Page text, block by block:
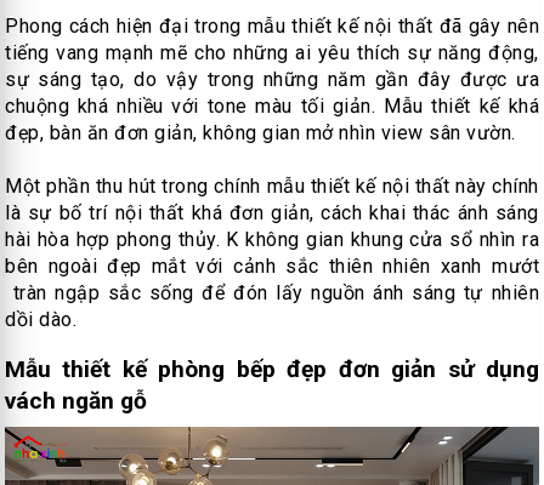
Phong cách hiện đại trong mẫu thiết kế nội thất đã gây nên
tiếng vang mạnh mẽ cho những ai yêu thích sự năng động,
sự sáng tạo, do vậy trong những năm gần đây được ưa
chuộng khá nhiều với tone màu tối giản. Mẫu thiết kế khá
đẹp, bàn ăn đơn giản, không gian mở nhìn view sân vườn.
Một phần thu hút trong chính mẫu thiết kế nội thất này chính
là sự bố trí nội thất khá đơn giản, cách khai thác ánh sáng
hài hòa hợp phong thủy. K không gian khung cửa sổ nhìn ra
bên ngoài đẹp mắt với cảnh sắc thiên nhiên xanh mướt
tràn ngập sắc sống để đón lấy nguồn ánh sáng tự nhiên
dồi dào.
Mẫu thiết kế phòng bếp đẹp đơn giản sử dụng
vách ngăn gỗ